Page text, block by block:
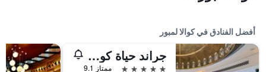
أفضل الفنادق في كوالا لمبور
جراند حياة كوالالمبور
5 نجوم
ممتاز 9.1